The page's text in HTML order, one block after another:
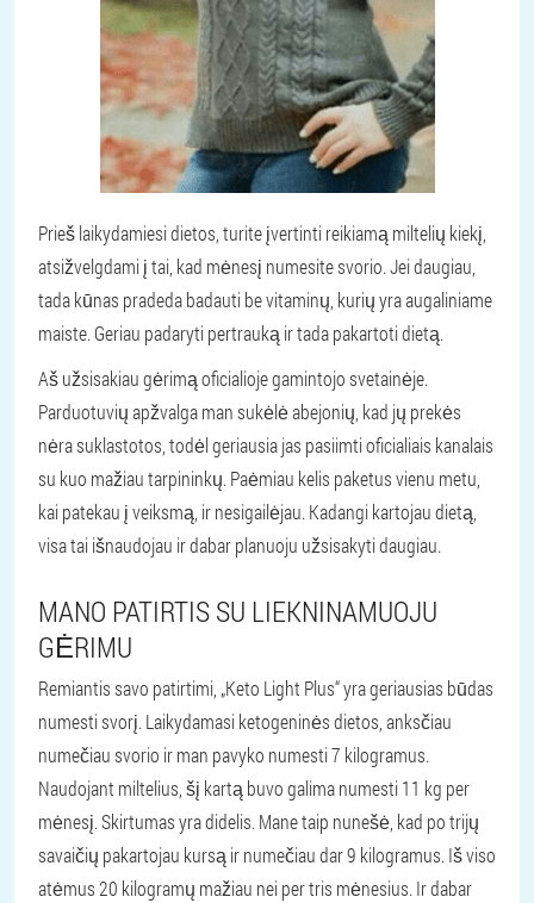
Prieš laikydamiesi dietos, turite įvertinti reikiamą miltelių kiekį,
atsižvelgdami į tai, kad mėnesį numesite svorio. Jei daugiau,
tada kūnas pradeda badauti be vitaminų, kurių yra augaliniame
maiste. Geriau padaryti pertrauką ir tada pakartoti dietą.
Aš užsisakiau gėrimą oficialioje gamintojo svetainėje.
Parduotuvių apžvalga man sukėlė abejonių, kad jų prekės
nėra suklastotos, todėl geriausia jas pasiimti oficialiais kanalais
su kuo mažiau tarpininkų. Paėmiau kelis paketus vienu metu,
kai patekau į veiksmą, ir nesigailėjau. Kadangi kartojau dietą,
visa tai išnaudojau ir dabar planuoju užsisakyti daugiau.
MANO PATIRTIS SU LIEKNINAMUOJU
GĖRIMU
Remiantis savo patirtimi, „Keto Light Plus“ yra geriausias būdas
numesti svorį. Laikydamasi ketogeninės dietos, anksčiau
numečiau svorio ir man pavyko numesti 7 kilogramus.
Naudojant miltelius, šį kartą buvo galima numesti 11 kg per
mėnesį. Skirtumas yra didelis. Mane taip nunešė, kad po trijų
savaičių pakartojau kursą ir numečiau dar 9 kilogramus. Iš viso
atėmus 20 kilogramų mažiau nei per tris mėnesius. Ir dabar